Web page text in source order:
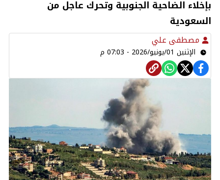
بإخلاء الضاحية الجنوبية وتحرك عاجل من
السعودية
مصطفى علي
الإثنين 01/يونيو/2026 - 07:03 م